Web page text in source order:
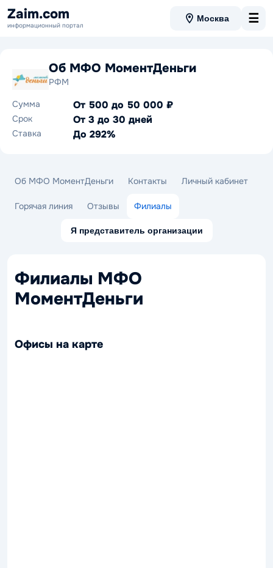
Zaim.com
информационный портал
Москва ☰
Об МФО МоментДеньги
РФМ
Сумма
От 500 до 50 000 ₽
Срок От 3 до 30 дней
Ставка До 292%
Об МФО МоментДеньги Контакты Личный кабинет
Горячая линия Отзывы Филиалы
Я представитель организации
Филиалы МФО
МоментДеньги
Офисы на карте